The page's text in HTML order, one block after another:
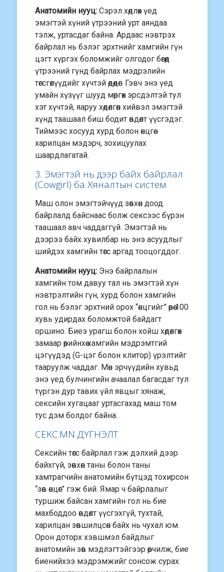
Анатомийн нууц: Сэрэл хөдлөх үед
эмэгтэй хүний үтрээний урт аяндаа
тэлж, уртасдаг байна. Ардаас нэвтрэх
байрлал нь бэлэг эрхтнийг хамгийн гүн
цэгт хүргэх боломжийг олгодог бөгөөд
үтрээний гүнд байрлах мэдрэлийн
төгсгөлүүдийг хүчтэй өдөөдөг. Гэвч энэ үед
умайн хүзүүг шууд мөргөх эрсдэлтэй тул
хэт хүчтэй, яаруу хөдөлгөөн хийвэл эмэгтэй
хүнд таашаал биш бодит өвдөлт үүсгэдэг.
Тиймээс хосууд хурд болон өнцгөө
харилцан мэдэрч, зохицуулах
шаардлагатай.
3. Эмэгтэй нь дээр байх байрлал
(Cowgirl) ба Хяналтын систем
Маш олон эмэгтэйчүүд зөвхөн доод
байрлалд байснаас болж сексээс бүрэн
таашаал авч чаддаггүй. Эмэгтэй нь
дээрээ байх хувилбар нь энэ асуудлыг
шийдэх хамгийн төгс аргад тооцогддог.
Анатомийн нууц: Энэ байрлалын
хамгийн том давуу тал нь эмэгтэй хүн
нэвтрэлтийн гүн, хурд болон хамгийн
гол нь бэлэг эрхтний орох “өнцгийг” өөрөө 100
хувь удирдах боломжтой байдагт
оршино. Биеэ урагш болон хойш хөдөлгөх
замаар өөрийнхөө хамгийн мэдрэмтгий
цэгүүдэд (G-цэг болон клитор) үрэлтийг
тааруулж чаддаг. Мөн эрчүүдийн хувьд
энэ үед булчингийн ачаалал багасдаг тул
түргэн дур тавих үйл явцыг хянаж,
сексийн хугацааг уртасгахад маш том
тус дэм болдог байна.
CEKC.MN ДҮГНЭЛТ
Сексийн төгс байрлал гэж дэлхий дээр
байхгүй, зөвхөн таны болон таны
хамтрагчийн анатомийн бүтцэд тохирсон
“зөв өнцөг” гэж бий. Ямар ч байрлалыг
туршиж байсан хамгийн гол нь бие
махбоддоо өвдөлт үүсгэхгүй, тухтай,
харилцан зөвшилцсөн байх нь чухал юм.
Орон доторх хэвшмэл байдлыг
анатомийн зөв мэдлэгтэйгээр өөрчилж, бие
биенийхээ мэдрэмжийг сонсож сурах